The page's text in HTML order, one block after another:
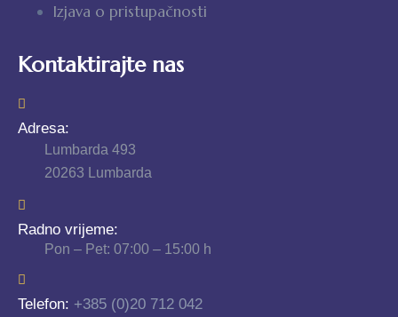
Izjava o pristupačnosti
Kontaktirajte nas
Adresa:
Lumbarda 493
20263 Lumbarda
Radno vrijeme:
Pon – Pet: 07:00 – 15:00 h
Telefon: +385 (0)20 712 042